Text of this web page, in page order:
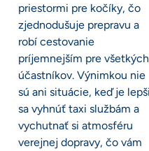
priestormi pre kočíky, čo
zjednodušuje prepravu a
robí cestovanie
príjemnejším pre všetkých
účastníkov. Výnimkou nie
sú ani situácie, keď je
sa vyhnúť taxi službám a
vychutnať si atmosféru
verejnej dopravy, čo vám